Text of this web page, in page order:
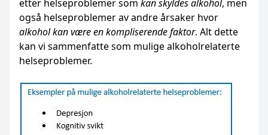
etter helseproblemer som kan skyldes alkohol, men
også helseproblemer av andre årsaker hvor
alkohol kan være en kompliserende faktor. Alt dette
kan vi sammenfatte som mulige alkoholrelaterte
helseproblemer.